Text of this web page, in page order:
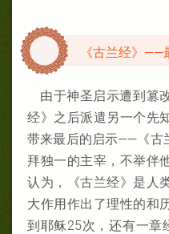
《古兰经》——
由于神圣启示遭到篡
经》之后派遣另一个先
带来最后的启示——《古
拜独一的主宰，不举伴
认为，《古兰经》是人
大作用作出了理性的和
到耶稣25次，还有一章